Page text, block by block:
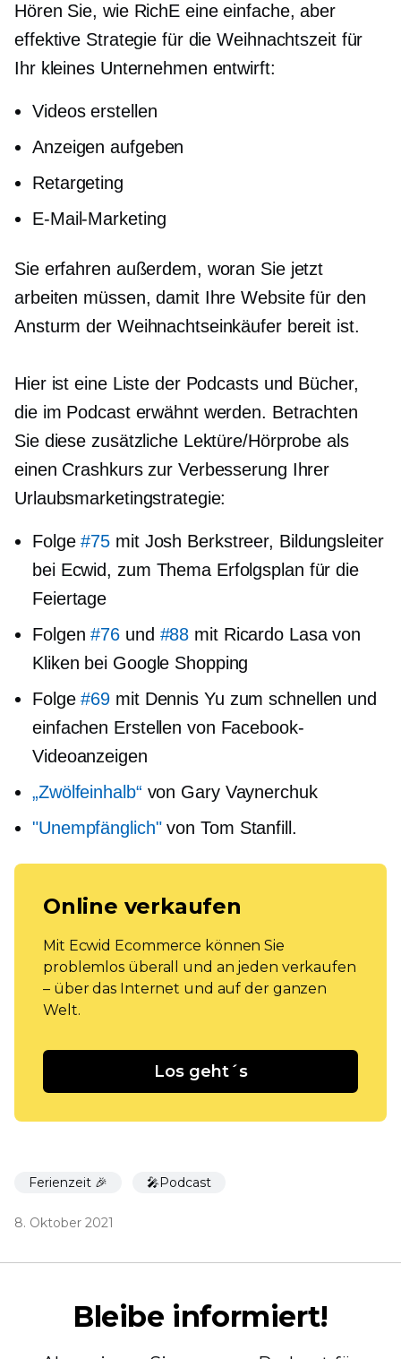
Hören Sie, wie RichE eine einfache, aber
effektive Strategie für die Weihnachtszeit für
Ihr kleines Unternehmen entwirft:
Videos erstellen
Anzeigen aufgeben
Retargeting
E-Mail-Marketing
Sie erfahren außerdem, woran Sie jetzt
arbeiten müssen, damit Ihre Website für den
Ansturm der Weihnachtseinkäufer bereit ist.
Hier ist eine Liste der Podcasts und Bücher,
die im Podcast erwähnt werden. Betrachten
Sie diese zusätzliche Lektüre/Hörprobe als
einen Crashkurs zur Verbesserung Ihrer
Urlaubsmarketingstrategie:
Folge#75 mit Josh Berkstreer, Bildungsleiter
bei Ecwid, zum Thema Erfolgsplan für die
Feiertage
Folgen#76 und #88 mit Ricardo Lasa von
Kliken bei Google Shopping
Folge#69 mit Dennis Yu zum schnellen und
einfachen Erstellen von Facebook-
Videoanzeigen
„Zwölfeinhalb“ von Gary Vaynerchuk
"Unempfänglich"von Tom Stanfill.
Online verkaufen
Mit Ecwid Ecommerce können Sie
problemlos überall und an jeden verkaufen
– über das Internet und auf der ganzen
Welt.
Los geht´s
Ferienzeit 🎉 🎤Podcast
8. Oktober 2021
Bleibe informiert!